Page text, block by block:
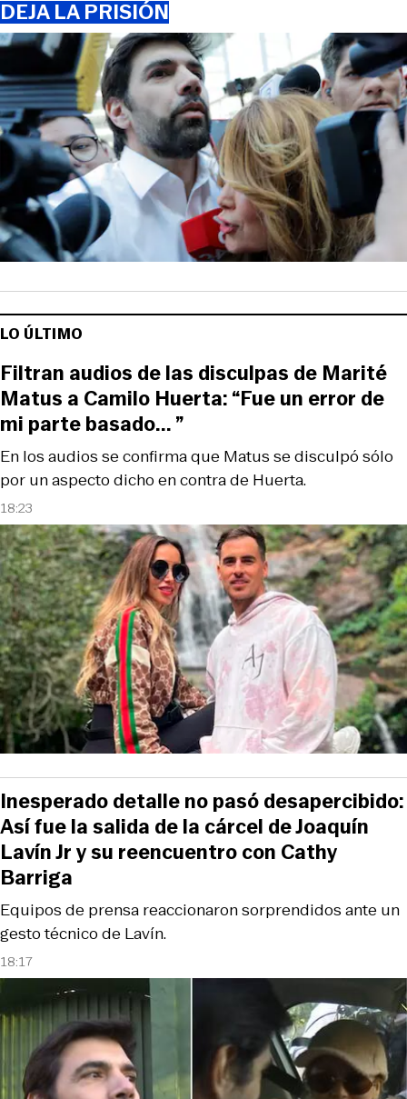
DEJA LA PRISIÓN
LO ÚLTIMO
18:23
En los audios se confirma que Matus se disculpó sólo
por un aspecto dicho en contra de Huerta.
Filtran audios de las disculpas de Marité
Matus a Camilo Huerta: “Fue un error de
mi parte basado... ”
18:17
Equipos de prensa reaccionaron sorprendidos ante un
gesto técnico de Lavín.
Inesperado detalle no pasó desapercibido:
Así fue la salida de la cárcel de Joaquín
Lavín Jr y su reencuentro con Cathy
Barriga